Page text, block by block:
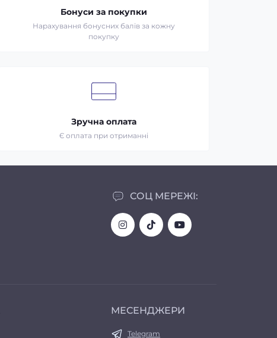
Бонуси за покупки
Нарахування бонусних балів за кожну
покупку
Зручна оплата
Є оплата при отриманні
СОЦ МЕРЕЖІ:
МЕСЕНДЖЕРИ
Telegram